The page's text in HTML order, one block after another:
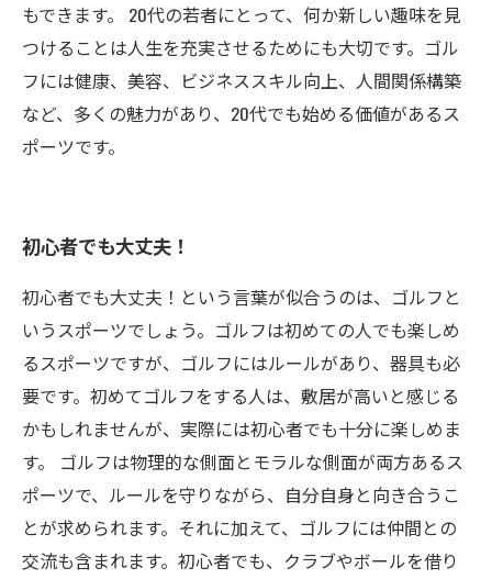
もできます。 20代の若者にとって、何か新しい趣味を見
つけることは人生を充実させるためにも大切です。ゴル
フには健康、美容、ビジネススキル向上、人間関係構築
など、多くの魅力があり、20代でも始める価値があるス
ポーツです。
初心者でも大丈夫！
初心者でも大丈夫！という言葉が似合うのは、ゴルフと
いうスポーツでしょう。ゴルフは初めての人でも楽しめ
るスポーツですが、ゴルフにはルールがあり、器具も必
要です。初めてゴルフをする人は、敷居が高いと感じる
かもしれませんが、実際には初心者でも十分に楽しめま
す。 ゴルフは物理的な側面とモラルな側面が両方あるス
ポーツで、ルールを守りながら、自分自身と向き合うこ
とが求められます。それに加えて、ゴルフには仲間との
交流も含まれます。初心者でも、クラブやボールを借り